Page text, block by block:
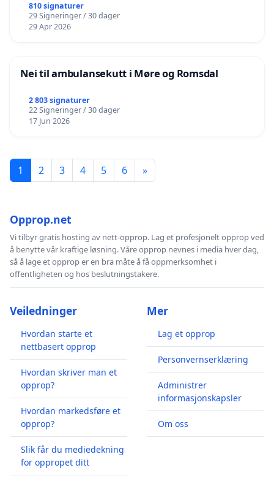
810 signaturer
29 Signeringer / 30 dager
29 Apr 2026
Nei til ambulansekutt i Møre og Romsdal
2 803 signaturer
22 Signeringer / 30 dager
17 Jun 2026
1 2 3 4 5 6 »
Opprop.net
Vi tilbyr gratis hosting av nett-opprop. Lag et profesjonelt opprop ved
å benytte vår kraftige løsning. Våre opprop nevnes i media hver dag,
så å lage et opprop er en bra måte å få oppmerksomhet i
offentligheten og hos beslutningstakere.
Veiledninger
Hvordan starte et
nettbasert opprop
Hvordan skriver man et
opprop?
Hvordan markedsføre et
opprop?
Slik får du mediedekning
for oppropet ditt
Mer
Lag et opprop
Personvernserklæring
Administrer
informasjonskapsler
Om oss